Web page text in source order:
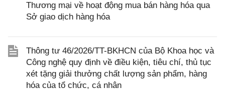
Thương mại về hoạt động mua bán hàng hóa qua
Sở giao dịch hàng hóa
Thông tư 46/2026/TT-BKHCN của Bộ Khoa học và
Công nghệ quy định về điều kiện, tiêu chí, thủ tục
xét tặng giải thưởng chất lượng sản phẩm, hàng
hóa của tổ chức, cá nhân